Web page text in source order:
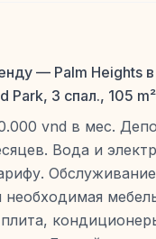
— Palm Heights
Park, 3 спал., 105
vnd в мес.
Вода и